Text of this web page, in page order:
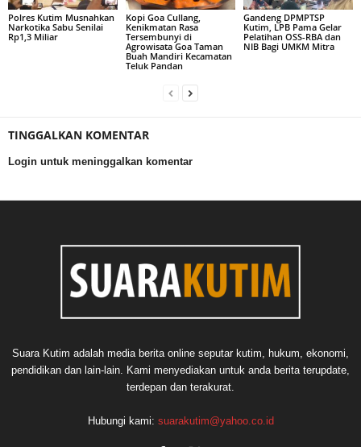
Polres Kutim Musnahkan
Narkotika Sabu Senilai
Rp1,3 Miliar
Kopi Goa Cullang,
Kenikmatan Rasa
Tersembunyi di
Agrowisata Goa Taman
Buah Mandiri Kecamatan
Teluk Pandan
Gandeng DPMPTSP
Kutim, LPB Pama Gelar
Pelatihan OSS-RBA dan
NIB Bagi UMKM Mitra
TINGGALKAN KOMENTAR
Login untuk meninggalkan komentar
Suara Kutim adalah media berita online seputar kutim, hukum, ekonomi,
pendidikan dan lain-lain. Kami menyediakan untuk anda berita terupdate,
terdepan dan terakurat.
Hubungi kami: suarakutim@yahoo.co.id